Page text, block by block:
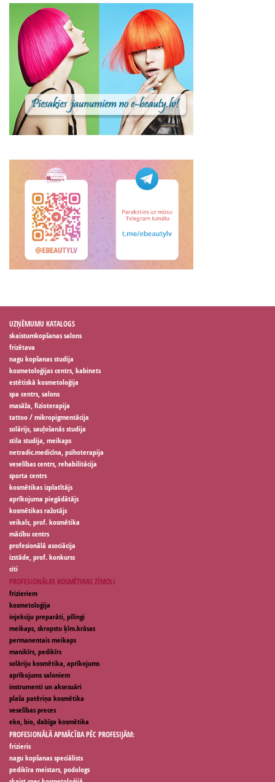
UZŅĒMUMU KATALOGS
skaistumkopšanas salons
frizētava
nagu kopšanas studija
kosmetoloģijas centrs, kabinets
estētiskā kosmetoloģija
spa centrs, salons
masāža, fizioterapija
tattoo / mikropigmentācija
solārijs, sauļošanās studija
stila studija, meikaps
netradic.medicīna, psihoterapija
veselības centrs, rehabilitācija
sporta centrs
kosmētikas izplatītājs
aprīkojuma piegādātājs
kosmētikas ražotājs
veikals, prof. kosmētika
mācību centrs
profesionālā asociācija
izstāde, prof. konkurss
citi
PROFESIONĀLAS KOSMĒTIKAS ZĪMOLI
frizieriem
kosmetoloģija
injekciju preparāti, pīlingi
meikaps, skropstu ķīm.krāsas
permanentais meikaps
manikīrs, pedikīrs
solāriju kosmētika, aprīkojums
aprīkojums saloniem
instrumenti un aksesuāri
plaša patēriņa kosmētika
veselības preces
eko, bio, dabīga kosmētika
PROFESIONĀLĀ APMĀCĪBA PĒC PROFESIJĀM:
frizieris
nagu kopšanas speciālists
pedikīra meistars, podologs